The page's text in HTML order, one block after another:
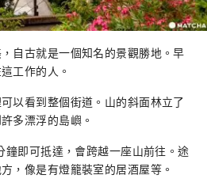
自古就是一個知名的景觀勝地。早
工作的人。
以看到整個街道。山的斜面林立了
多漂浮的島嶼。
即可抵達，會跨越一座山前往。途
，像是有燈籠裝室的居酒屋等。